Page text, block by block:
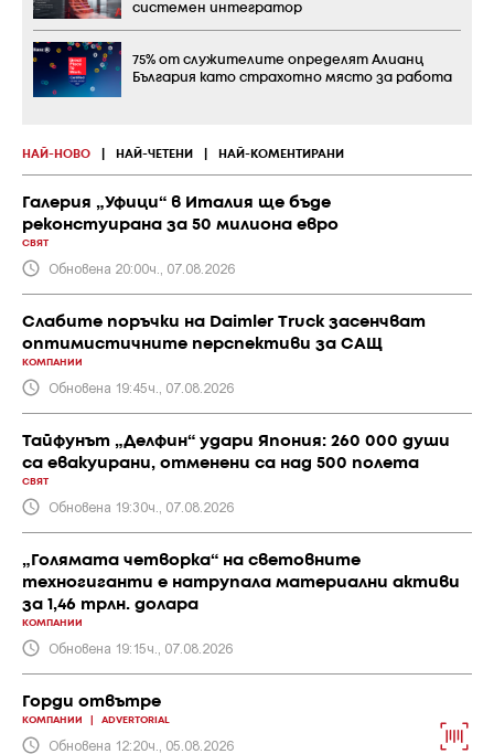
НАЙ-НОВО НАЙ-ЧЕТЕНИ НАЙ-КОМЕНТИРАНИ
Галерия „Уфици“ в Италия ще бъде
реконстуирана за 50 милиона евро
СВЯТ
Обновена 20:00ч., 07.08.2026
Слабите поръчки на Daimler Truck засенчват
оптимистичните перспективи за САЩ
КОМПАНИИ
Обновена 19:45ч., 07.08.2026
Тайфунът „Делфин“ удари Япония: 260 000 души
са евакуирани, отменени са над 500 полета
СВЯТ
Обновена 19:30ч., 07.08.2026
„Голямата четворка“ на световните
техногиганти е натрупала материални активи
за 1,46 трлн. долара
КОМПАНИИ
Обновена 19:15ч., 07.08.2026
Горди отвътре
КОМПАНИИ ADVERTORIAL
Обновена 12:20ч., 05.08.2026
системен интегратор
75% от служителите определят Алианц
България като страхотно място за работа